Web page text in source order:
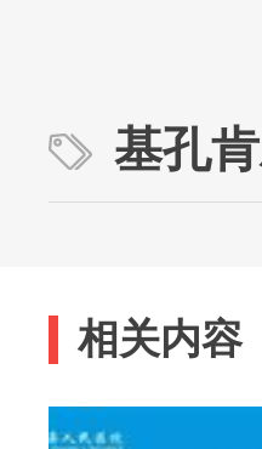
基孔
相关内容